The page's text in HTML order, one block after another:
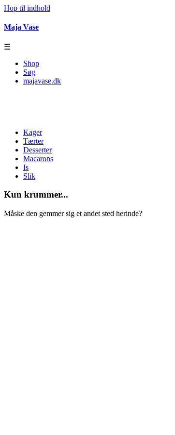
Hop til indhold
Maja Vase
☰
Shop
Søg
majavase.dk
Kager
Tærter
Desserter
Macarons
Is
Slik
Kun krummer...
Måske den gemmer sig et andet sted herinde?